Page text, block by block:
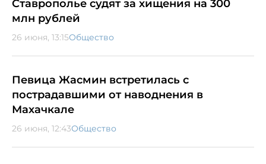
Ставрополье судят за хищения на 300
млн рублей
26 июня, 13:15Общество
Певица Жасмин встретилась с
пострадавшими от наводнения в
Махачкале
26 июня, 12:43Общество